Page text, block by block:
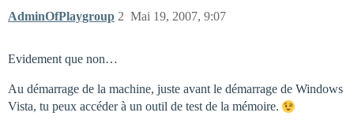
AdminOfPlaygroup Mai 19, 2007, 9:07
2
Evidement que non…
Au démarrage de la machine, juste avant le démarrage de Windows
Vista, tu peux accéder à un outil de test de la mémoire.